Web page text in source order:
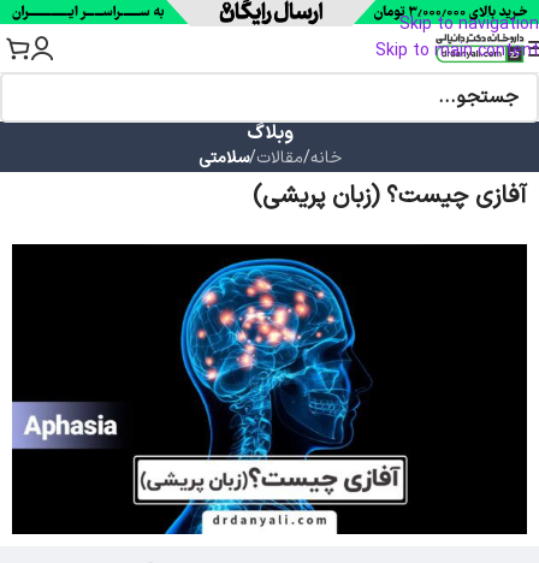
Skip to navigation
Skip to main content
وبلاگ
خانه/مقالات/سلامتی
آفازی چیست؟ (زبان پریشی)